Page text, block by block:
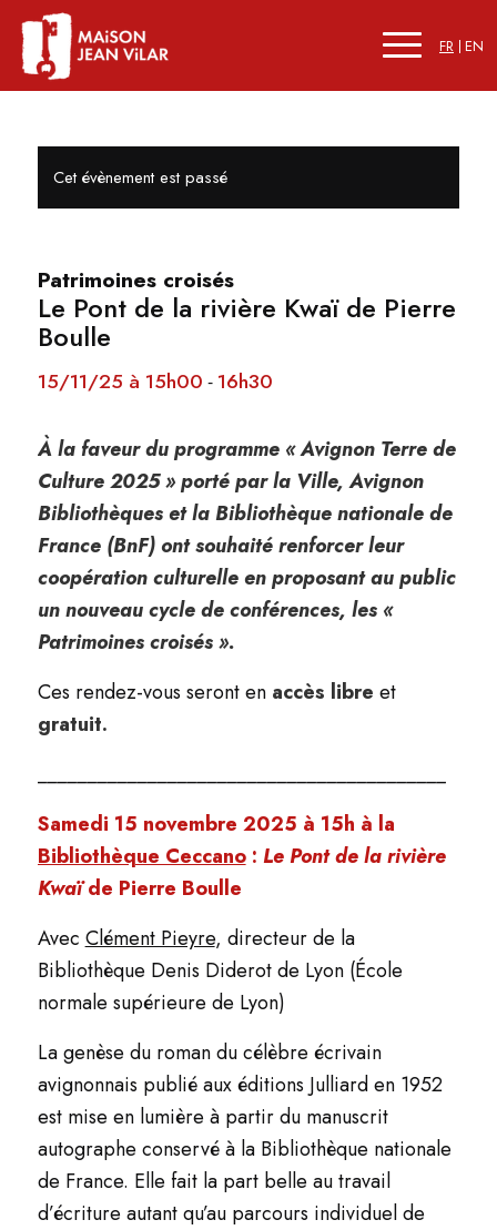
FR EN
Cet évènement est passé
Patrimoines croisés
Le Pont de la rivière Kwaï de Pierre
Boulle
15/11/25 à 15h00 - 16h30
À la faveur du programme « Avignon Terre de
Culture 2025 » porté par la Ville, Avignon
Bibliothèques et la Bibliothèque nationale de
France (BnF) ont souhaité renforcer leur
coopération culturelle en proposant au public
un nouveau cycle de conférences, les «
Patrimoines croisés ».
Ces rendez-vous seront en accès libre et
gratuit.
_________________________________________
Samedi 15 novembre 2025 à 15h à la
Bibliothèque Ceccano: Le Pont de la rivière
Kwaïde Pierre Boulle
Avec Clément Pieyre, directeur de la
Bibliothèque Denis Diderot de Lyon (École
normale supérieure de Lyon)
La genèse du roman du célèbre écrivain
avignonnais publié aux éditions Julliard en 1952
est mise en lumière à partir du manuscrit
autographe conservé à la Bibliothèque nationale
de France. Elle fait la part belle au travail
d’écriture autant qu’au parcours individuel de